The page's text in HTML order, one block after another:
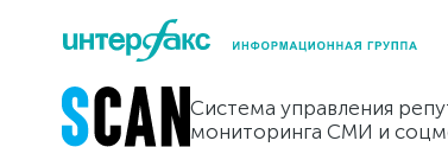
content
Система управления
мониторинга СМИ и